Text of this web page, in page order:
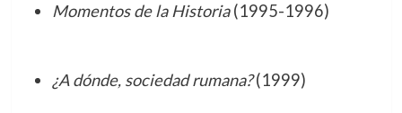
Momentos de la Historia(1995-1996)
¿A dónde, sociedad rumana?(1999)